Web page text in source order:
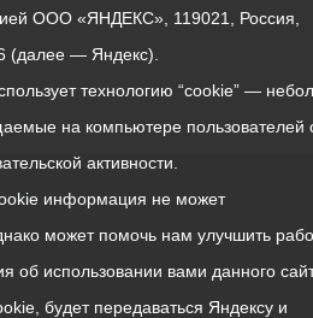
ООО «ЯНДЕКС», 119021, Россия,
(далее — Яндекс).
технологию “cookie” —
на компьютере пользователей
активности.
информация не может
может помочь нам улучшить
об использовании вами данного
будет передаваться Яндексу и